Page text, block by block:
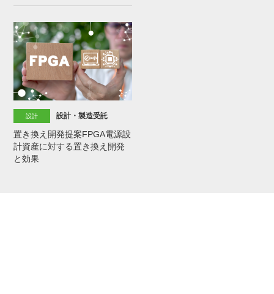
設計 設計・製造受託
置き換え開発提案FPGA電源設
計資産に対する置き換え開発
と効果